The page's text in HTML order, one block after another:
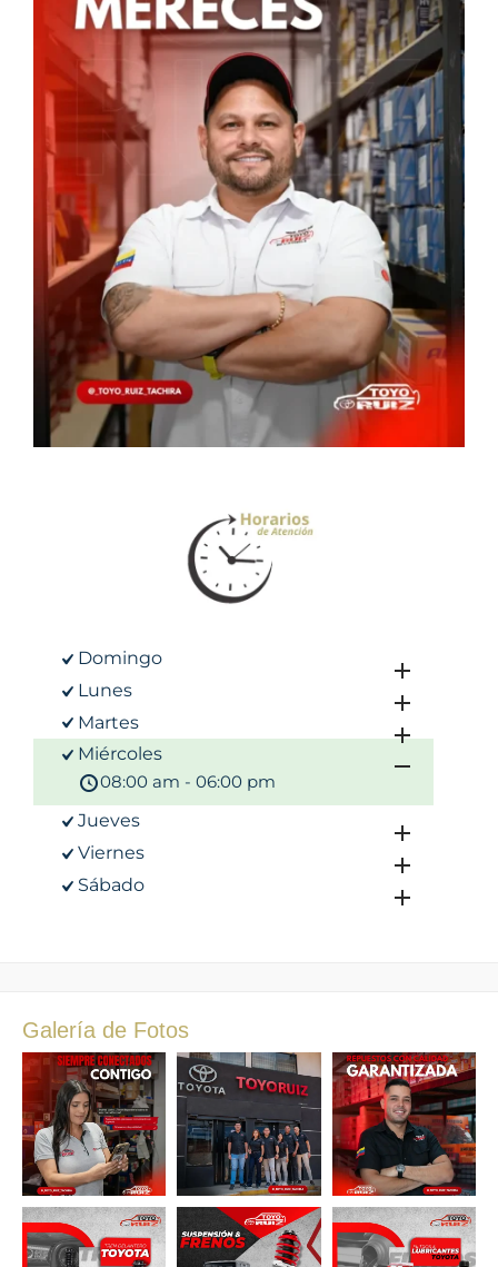
Domingo
Lunes
Martes
Miércoles
08:00 am - 06:00 pm
Jueves
Viernes
Sábado
Galería de Fotos